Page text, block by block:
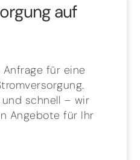
auf
für eine
schnell – wir
Angebote für Ihr